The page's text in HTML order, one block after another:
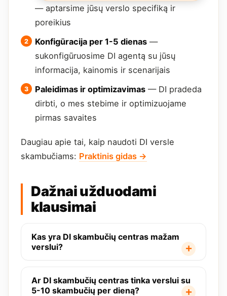
— aptarsime jūsų verslo specifiką ir
poreikius
Konfigūracija per 1-5 dienas —
sukonfigūruosime DI agentą su jūsų
informacija, kainomis ir scenarijais
Paleidimas ir optimizavimas — DI pradeda
dirbti, o mes stebime ir optimizuojame
pirmas savaites
Daugiau apie tai, kaip naudoti DI versle
skambučiams: Praktinis gidas →
Dažnai užduodami
klausimai
Kas yra DI skambučių centras mažam
verslui?
Ar DI skambučių centras tinka verslui su
5-10 skambučių per dieną?